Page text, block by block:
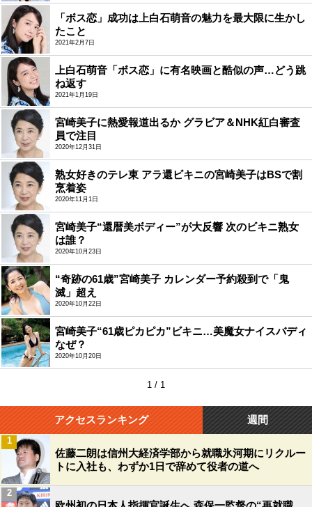
「ボス恋」成功は上白石萌音の魅力を最大限に生かし
たこと
2021年2月7日
上白石萌音「ボス恋」に有名映画と酷似の声…どう跳
ね返す
2021年1月19日
宮崎美子に熱愛報道出るか グラビア＆NHK紅白審査
員で注目
2020年12月31日
熟女好きのテレ東 アラ還ビキニの宮崎美子はBSで割
烹着姿
2020年11月1日
宮崎美子“還暦美ボディー”が大反響 次のビキニ熟女
は誰？
2020年10月23日
“奇跡の61歳”宮崎美子 カレンダー予約殺到で「鬼
滅」超え
2020年10月22日
宮崎美子“61歳ピカピカ”ビキニ…美魔女ナイスバディ
なぜ？
2020年10月20日
1 / 1
アクセスランキング 週間
佐藤二朗は信州大経済学部から就職氷河期にリクルー
トに入社も、わずか1日で辞めて役者の道へ
1
2